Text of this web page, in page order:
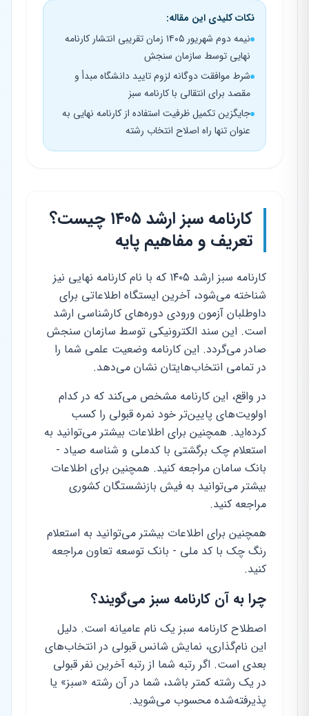
نکات کلیدی این مقاله:
نیمه دوم شهریور ۱۴۰۵ زمان تقریبی انتشار کارنامه
نهایی توسط سازمان سنجش
شرط موافقت دوگانه لزوم تایید دانشگاه مبدأ و
مقصد برای انتقالی با کارنامه سبز
جایگزین تکمیل ظرفیت استفاده از کارنامه نهایی به
عنوان تنها راه اصلاح انتخاب رشته
کارنامه سبز ارشد ۱۴۰۵ چیست؟
تعریف و مفاهیم پایه
کارنامه سبز ارشد ۱۴۰۵ که با نام کارنامه نهایی نیز
شناخته می‌شود، آخرین ایستگاه اطلاعاتی برای
داوطلبان آزمون ورودی دوره‌های کارشناسی ارشد
است. این سند الکترونیکی توسط سازمان سنجش
صادر می‌گردد. این کارنامه وضعیت علمی شما را
در تمامی انتخاب‌هایتان نشان می‌دهد.
در واقع، این کارنامه مشخص می‌کند که در کدام
اولویت‌های پایین‌تر خود نمره قبولی را کسب
کرده‌اید. همچنین برای اطلاعات بیشتر می‌توانید به
استعلام چک برگشتی با کدملی و شناسه صیاد -
بانک سامان مراجعه کنید. همچنین برای اطلاعات
بیشتر می‌توانید به فیش بازنشستگان کشوری
مراجعه کنید.
همچنین برای اطلاعات بیشتر می‌توانید به استعلام
رنگ چک با کد ملی - بانک توسعه تعاون مراجعه
کنید.
چرا به آن کارنامه سبز می‌گویند؟
اصطلاح کارنامه سبز یک نام عامیانه است. دلیل
این نام‌گذاری، نمایش شانس قبولی در انتخاب‌های
بعدی است. اگر رتبه شما از رتبه آخرین نفر قبولی
در یک رشته کمتر باشد، شما در آن رشته «سبز» یا
پذیرفته‌شده محسوب می‌شوید.